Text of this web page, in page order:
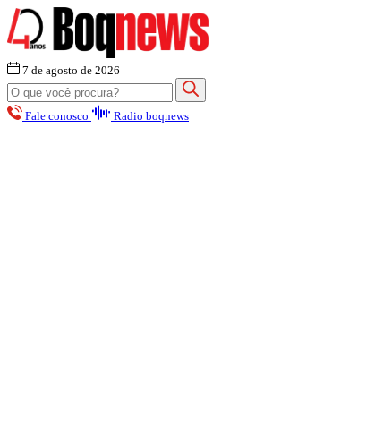
7 de agosto de 2026
Fale conosco Radio boqnews